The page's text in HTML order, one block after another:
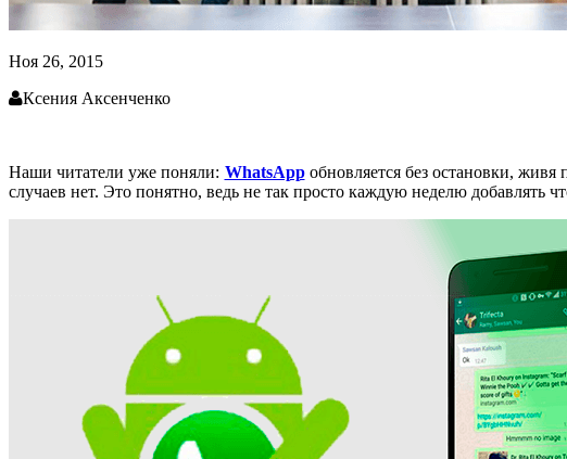
Ноя 26, 2015
Ксения Аксенченко
Наши читатели уже поняли: WhatsAppобновляется без остановки, живя
случаев нет. Это понятно, ведь не так просто каждую неделю добавлять